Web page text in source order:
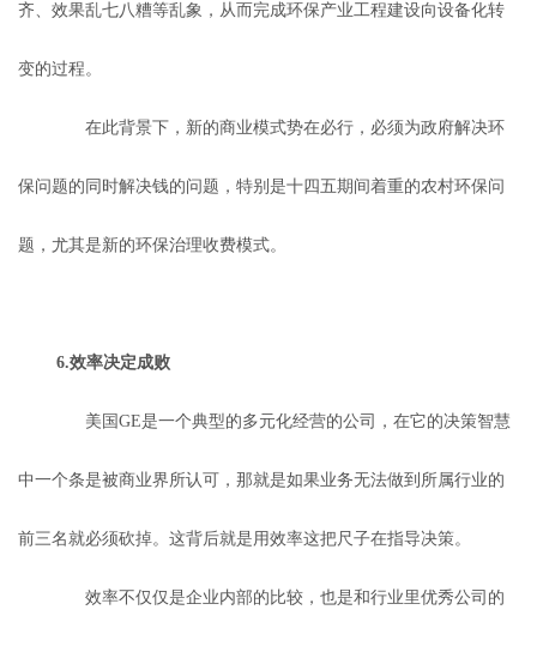
齐、效果乱七八糟等乱象，从而完成环保产业工程建设向设备化转
变的过程。
在此背景下，新的商业模式势在必行，必须为政府解决环
保问题的同时解决钱的问题，特别是十四五期间着重的农村环保问
题，尤其是新的环保治理收费模式。
6.效率决定成败
美国GE是一个典型的多元化经营的公司，在它的决策智慧
中一个条是被商业界所认可，那就是如果业务无法做到所属行业的
前三名就必须砍掉。这背后就是用效率这把尺子在指导决策。
效率不仅仅是企业内部的比较，也是和行业里优秀公司的